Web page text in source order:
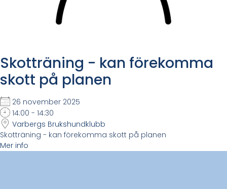
Skotträning - kan förekomma
skott på planen
26 november 2025
14:00 - 14:30
Varbergs Brukshundklubb
Skotträning - kan förekomma skott på planen
Mer info